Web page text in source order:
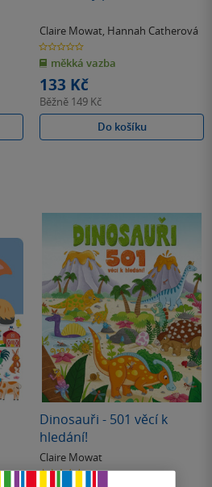
Claire Mowat, Hannah Catherová
0.0
z
5
hvězdiček
měkká vazba
133 Kč
Běžně 149 Kč
Do košíku
Dinosauři - 501 věcí k
hledání!
Claire Mowat
0.0